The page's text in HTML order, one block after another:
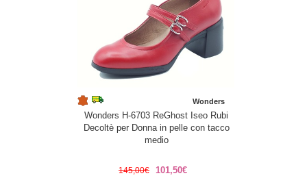
Wonders
Wonders H-6703 ReGhost Iseo Rubi
Decoltè per Donna in pelle con tacco
medio
145,00€ 101,50€